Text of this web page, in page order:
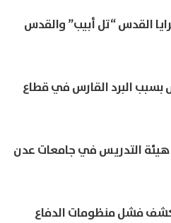
القدس “تل أبيب” والقدس
البرد القارس في قطاع
التدريس في جامعات عدن
فشل منظومات الدفاع